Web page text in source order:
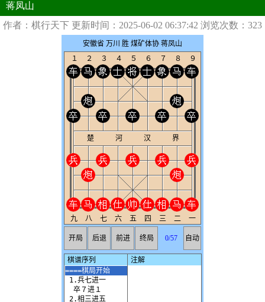
蒋凤山
作者：棋行天下 更新时间：2025-06-02 06:37:42 浏览次数：323